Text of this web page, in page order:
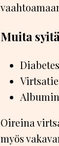
Muita
Diabetes
Oireina
myös